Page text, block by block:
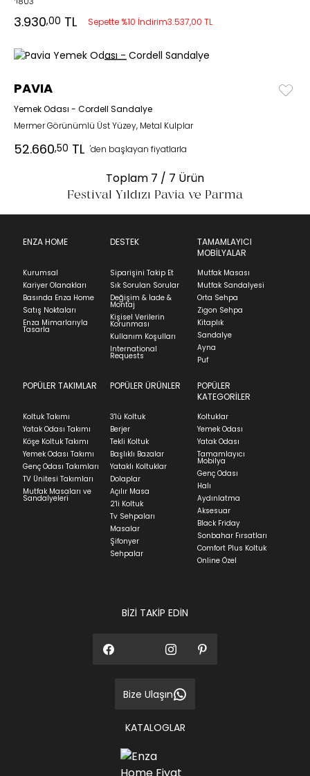
3.930,00 TL Sepette %10 İndirim3.537,00 TL
PAVIA
Yemek Odası - Cordell Sandalye
Mermer Görünümlü Üst Yüzey, Metal Kulplar
52.660,50 TL 'den başlayan fiyatlarla
Toplam 7 / 7 Ürün
Festival Yıldızı Pavia ve Parma
ENZA HOME
Kurumsal
Kariyer Olanakları
Basında Enza Home
Satış Noktaları
Enza Mimarlarıyla
Tasarla
DESTEK
Siparişini Takip Et
Sık Sorulan Sorular
Değişim & İade &
Montaj
Kişisel Verilerin
Korunması
Kullanım Koşulları
International
Requests
TAMAMLAYICI
MOBİLYALAR
Mutfak Masası
Mutfak Sandalyesi
Orta Sehpa
Zigon Sehpa
Kitaplık
Sandalye
Ayna
Puf
POPÜLER TAKIMLAR
Koltuk Takımı
Yatak Odası Takımı
Köşe Koltuk Takımı
Yemek Odası Takımı
Genç Odası Takımları
TV Ünitesi Takımları
Mutfak Masaları ve
Sandalyeleri
POPÜLER ÜRÜNLER
3'lü Koltuk
Berjer
Tekli Koltuk
Başlıklı Bazalar
Yataklı Koltuklar
Dolaplar
Açılır Masa
2'li Koltuk
Tv Sehpaları
Masalar
Şifonyer
Sehpalar
POPÜLER
KATEGORİLER
Koltuklar
Yemek Odası
Yatak Odası
Tamamlayıcı
Mobilya
Genç Odası
Halı
Aydınlatma
Aksesuar
Black Friday
Sonbahar Fırsatları
Comfort Plus Koltuk
Online Özel
BİZİ TAKİP EDİN
Bize Ulaşın
KATALOGLAR